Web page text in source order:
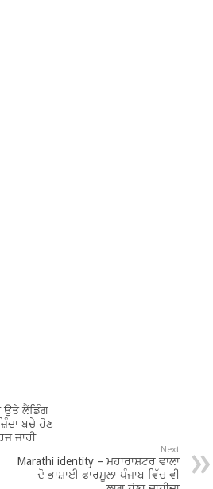
ਉਤੇ ਲੈਂਡਿੰਗ
ਬਚੇ ਹੋਣ
ਜਾਰੀ
Next
Marathi identity – ਮਹਾਰਾਸ਼ਟਰ ਵਾਲਾ
ਦੋ ਭਾਸ਼ਾਈ ਫਾਰਮੂਲਾ ਪੰਜਾਬ ਵਿੱਚ ਵੀ